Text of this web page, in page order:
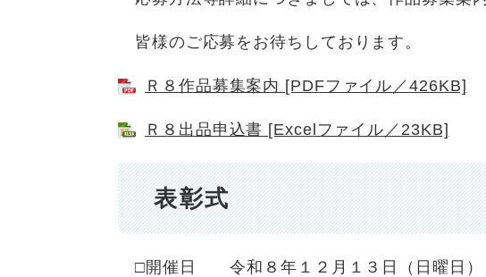
皆様のご応募をお待ちしております。
Ｒ８作品募集案内 [PDFファイル／426KB]
Ｒ８出品申込書 [Excelファイル／23KB]
表彰式
□開催日 令和８年１２月１３日（日曜日）